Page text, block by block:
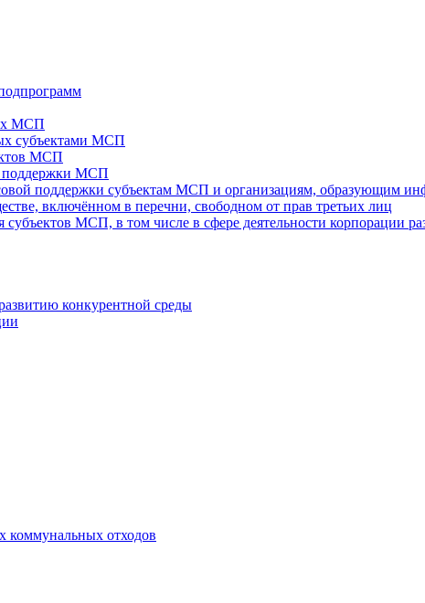
МСП
субъектами МСП
МСП
поддержки МСП
поддержки субъектам МСП и организациям, образующим
включённом в перечни, свободном от прав третьих лиц
субъектов МСП, в том числе в сфере деятельности корпорации
конкурентной среды
коммунальных отходов